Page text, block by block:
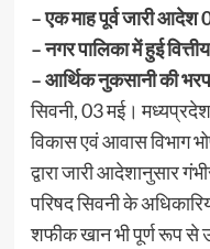
– एक माह पूर्व जारी
– नगर पालिका में हुई
– आर्थिक नुकसानी की
सिवनी, 03 मई।
विकास एवं आवास विभाग
द्वारा जारी आदेशानुसार
परिषद सिवनी के
शफीक खान भी पूर्ण रूप से